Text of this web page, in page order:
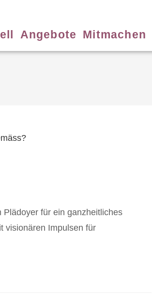
Angebote Mitmachen
für ein ganzheitliches
visionären Impulsen für